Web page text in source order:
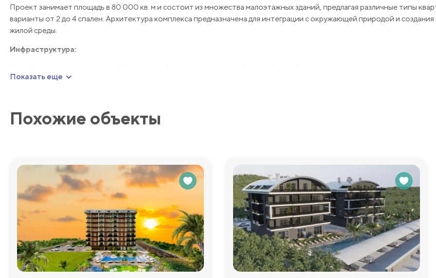
Проект занимает площадь в 80 000 кв. м и состоит из множества малоэтажных зданий, предлагая различные типы
варианты от 2 до 4 спален. Архитектура комплекса предназначена для интеграции с окружающей природой и
жилой среды.
Инфраструктура:
площадку, спутниковое и кабельное телевидение. Резиденции окружены профессионально оформленными садами, а
Мы будем рады ответить на любые дополнительные вопросы, которые у Вас возникнут и с удовольствием
более подробную информацию!
Показать еще
Похожие объекты